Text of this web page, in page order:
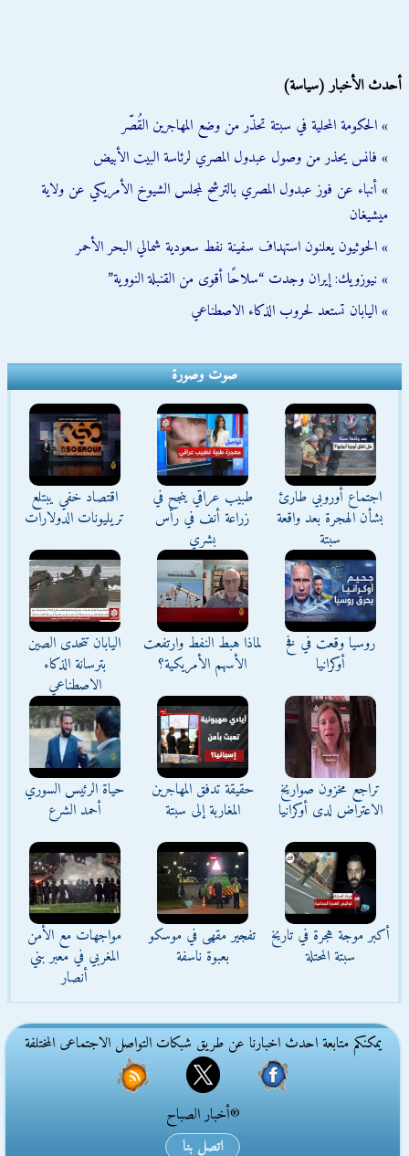
أحدث الأخبار (سياسة)
» الحكومة المحلية في سبتة تحذّر من وضع المهاجرين القُصّر
» فانس يحذر من وصول عبدول المصري لرئاسة البيت الأبيض
» أنباء عن فوز عبدول المصري بالترشح لمجلس الشيوخ الأمريكي عن ولاية
ميشيغان
» الحوثيون يعلنون استهداف سفينة نفط سعودية شمالي البحر الأحمر
» نيوزويك: إيران وجدت “سلاحًا أقوى من القنبلة النووية”
» اليابان تستعد لحروب الذكاء الاصطناعي
صوت وصورة
اجتماع أوروبي طارئ
بشأن الهجرة بعد واقعة
سبتة
طبيب عراقي ينجح في
زراعة أنف في رأس
بشري
اقتصاد خفي يبتلع
تريليونات الدولارات
روسيا وقعت في فخ
أوكرانيا
لماذا هبط النفط وارتفعت
الأسهم الأمريكية؟
اليابان تتحدى الصين
بترسانة الذكاء
الاصطناعي
تراجع مخزون صواريخ
الاعتراض لدى أوكرانيا
حقيقة تدفق المهاجرين
المغاربة إلى سبتة
حياة الرئيس السوري
أحمد الشرع
أكبر موجة هجرة في تاريخ
سبتة المحتلة
تفجير مقهى في موسكو
بعبوة ناسفة
مواجهات مع الأمن
المغربي في معبر بني
أنصار
يمكنكم متابعة احدث اخبارنا عن طريق شبكات التواصل الاجتماعى المختلفة
®أخبار الصباح
اتصل بنا